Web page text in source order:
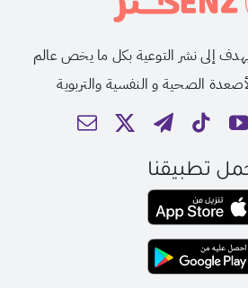
إلى نشر التوعية بكل ما يخص عالم
الصحية و النفسية والتربوية
تطبيقنا